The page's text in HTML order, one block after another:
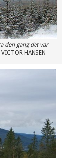
den gang det var
HANSEN